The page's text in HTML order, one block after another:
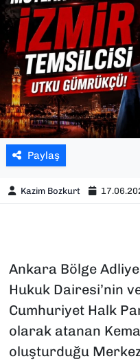
Paylaş
Kazim Bozkurt
Ankara Bölge
Hukuk Dairesi’nin
Cumhuriyet Halk
olarak atanan
oluşturduğu
SPOR
TEKNOLOJİ
YAŞAM
YEREL